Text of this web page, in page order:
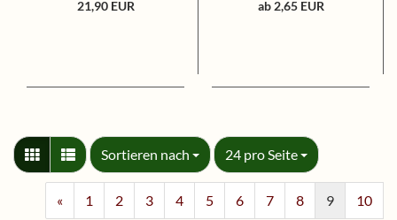
21,90 EUR ab 2,65 EUR
Sortieren nach
Sortieren nach 24 pro Seite
pro Seite
« 1 2 3 4 5 6 7 8 9 10